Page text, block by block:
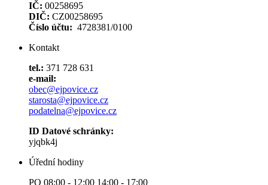
IČ: 00258695
DIČ: CZ00258695
Číslo účtu: 4728381/0100
Kontakt
tel.: 371 728 631
e-mail:
obec@ejpovice.cz
starosta@ejpovice.cz
podatelna@ejpovice.cz
ID Datové schránky:
yjqbk4j
Úřední hodiny
PO 08:00 - 12:00 14:00 - 17:00